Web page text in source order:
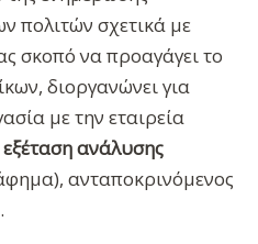
πολιτών σχετικά με
σκοπό να προαγάγει το
διοργανώνει για
με την εταιρεία
ανάλυσης
ανταποκρινόμενος